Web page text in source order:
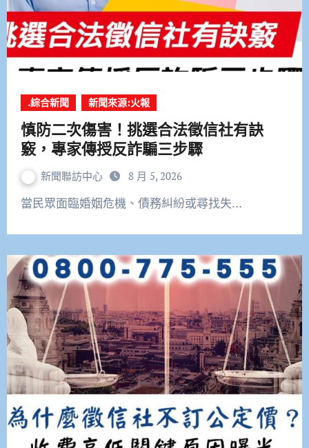
.綜合新聞 新聞來源:火報
慎防二次傷害！挑選合法徵信社有訣
竅，專家傳授反詐騙三步驟
新聞聯訪中心 8 月 5, 2026
當民眾面臨婚姻危機、債務糾紛或尋找失…